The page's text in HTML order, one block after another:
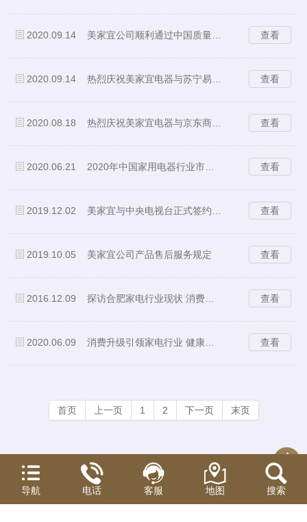
2020.09.14 查看
2020.09.14 查看
2020.08.18 查看
2020.06.21 查看
2019.12.02 查看
2019.10.05 美家宜公司产品售后服务规定 查看
2016.12.09 查看
2020.06.09 查看
首页 上一页 1 2 下一页 末页
2016-2020@中山市美家宜电器有限公司版权所有
导航 电话 客服 地图 搜索